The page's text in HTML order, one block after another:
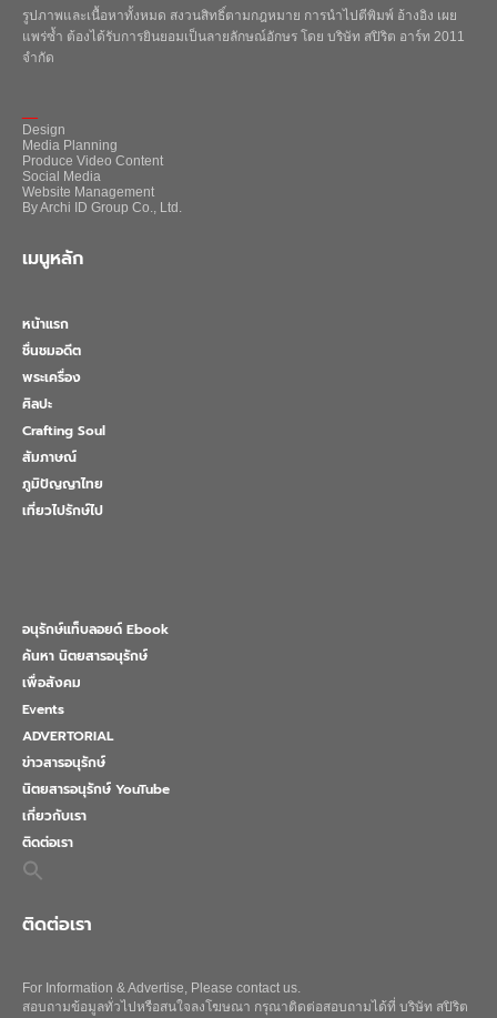
รูปภาพและเนื้อหาทั้งหมด สงวนสิทธิ์ตามกฎหมาย การนำไปตีพิมพ์ อ้างอิง เผย
แพร่ซ้ำ ต้องได้รับการยินยอมเป็นลายลักษณ์อักษร โดย บริษัท สปิริต อาร์ท 2011
จำกัด
Design
Media Planning
Produce Video Content
Social Media
Website Management
By Archi ID Group Co., Ltd.
เมนูหลัก
หน้าแรก
ชื่นชมอดีต
พระเครื่อง
ศิลปะ
Crafting Soul
สัมภาษณ์
ภูมิปัญญาไทย
เที่ยวไปรักษ์ไป
อนุรักษ์แท็บลอยด์ Ebook
ค้นหา นิตยสารอนุรักษ์
เพื่อสังคม
Events
ADVERTORIAL
ข่าวสารอนุรักษ์
นิตยสารอนุรักษ์ YouTube
เกี่ยวกับเรา
ติดต่อเรา
Search
for:
ติดต่อเรา
For Information & Advertise, Please contact us.
สอบถามข้อมูลทั่วไปหรือสนใจลงโฆษณา กรุณาติดต่อสอบถามได้ที่ บริษัท สปิริต